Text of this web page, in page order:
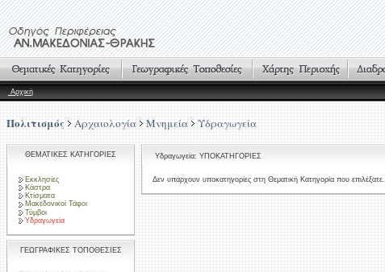
Αρχική
Πολιτισμός Αρχαιολογία Μνημεία Υδραγωγεία
ΘΕΜΑΤΙΚΕΣ ΚΑΤΗΓΟΡΙΕΣ
Εκκλησίες
Κάστρα
Κτίσματα
Μακεδονικοί Τάφοι
Τύμβοι
Υδραγωγεία
ΓΕΩΓΡΑΦΙΚΕΣ ΤΟΠΟΘΕΣΙΕΣ
Υδραγωγεία: ΥΠΟΚΑΤΗΓΟΡΙΕΣ
Δεν υπάρχουν υποκατηγορίες στη Θεματική Κατηγορία που επιλέξατε.